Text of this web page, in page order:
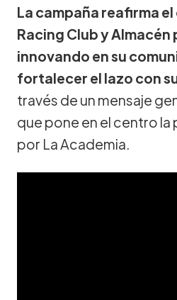
La campaña reafirma
Racing Club y Almacén
innovando en su
fortalecer el lazo con
través de un mensaje
que pone en el centro la
por La Academia.